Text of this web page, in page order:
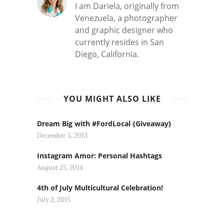
I am Dariela, originally from
Venezuela, a photographer
and graphic designer who
currently resides in San
Diego, California.
YOU MIGHT ALSO LIKE
Dream Big with #FordLocal {Giveaway}
December 5, 2013
Instagram Amor: Personal Hashtags
August 25, 2014
4th of July Multicultural Celebration!
July 2, 2015